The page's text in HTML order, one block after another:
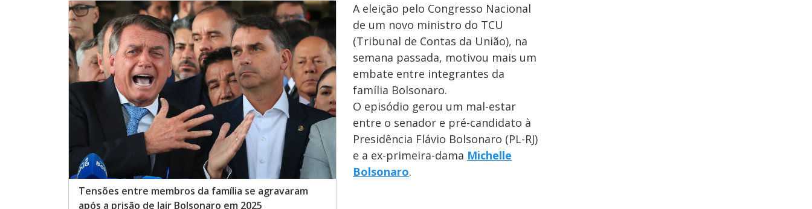
Tensões entre membros da família se agravaram
após a prisão de Jair Bolsonaro em 2025
A eleição pelo Congresso Nacional
de um novo ministro do TCU
(Tribunal de Contas da União), na
semana passada, motivou mais um
embate entre integrantes da
família Bolsonaro.
O episódio gerou um mal-estar
entre o senador e pré-candidato à
Presidência Flávio Bolsonaro (PL-RJ)
e a ex-primeira-dama Michelle
Bolsonaro.